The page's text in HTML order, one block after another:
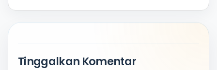
Tinggalkan Komentar